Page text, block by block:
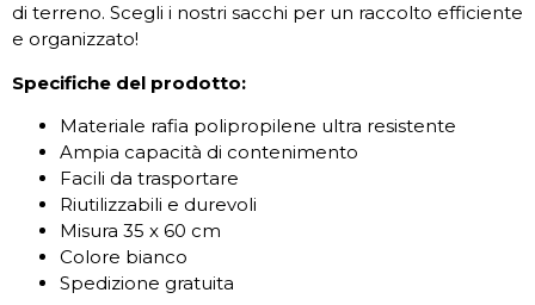
di terreno. Scegli i nostri sacchi per un raccolto efficiente
e organizzato!
Specifiche del prodotto:
Materiale rafia polipropilene ultra resistente
Ampia capacità di contenimento
Facili da trasportare
Riutilizzabili e durevoli
Misura 35 x 60 cm
Colore bianco
Spedizione gratuita